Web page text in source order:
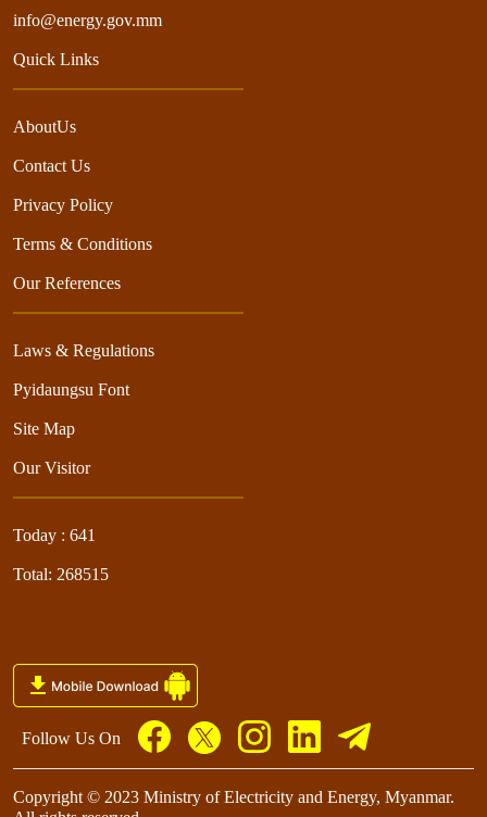
info@energy.gov.mm
Quick Links
AboutUs
Contact Us
Privacy Policy
Terms & Conditions
Our References
Laws & Regulations
Pyidaungsu Font
Site Map
Our Visitor
Today : 641
Total: 268515
Follow Us On
Copyright © 2023 Ministry of Electricity and Energy, Myanmar.